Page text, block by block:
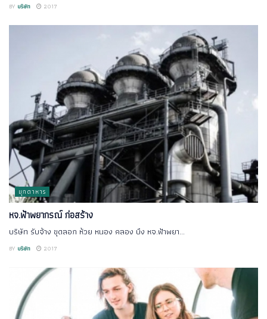
BY บริษัท 2017
มุกดาหาร
หจ.ฟ้าพยากรณ์ ก่อสร้าง
บริษัท รับจ้าง ขุดลอก ห้วย หนอง คลอง บึง หจ.ฟ้าพยา...
BY บริษัท 2017